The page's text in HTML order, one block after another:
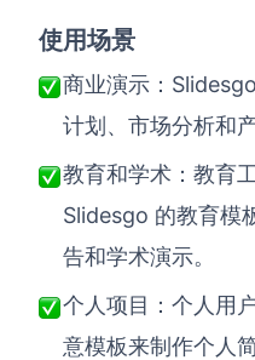
使用场景
商业演示：
计划、市场分析和
教育和学术：教育
Slidesgo 的教育模
告和学术演示。
个人项目：个人用
意模板来制作个人